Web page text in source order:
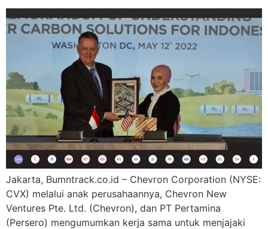
Jakarta, Bumntrack.co.id – Chevron Corporation (NYSE:
CVX) melalui anak perusahaannya, Chevron New
Ventures Pte. Ltd. (Chevron), dan PT Pertamina
(Persero) mengumumkan kerja sama untuk menjajaki